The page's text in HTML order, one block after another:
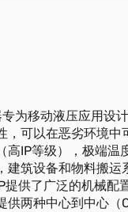
为移动液压应用设
，可以在恶劣环境中
高IP等级），极端温
建筑设备和物料搬运
提供了广泛的机械配
供两种中心到中心（